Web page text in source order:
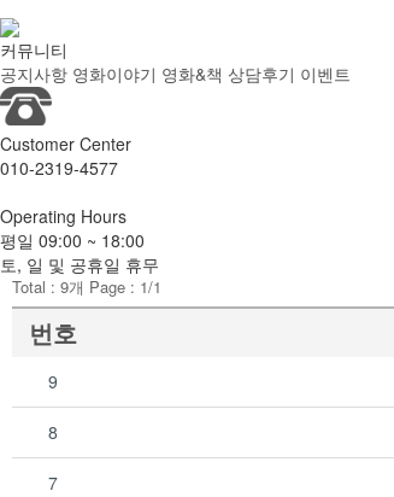
커뮤니티
공지사항 영화이야기 영화&책 상담후기 이벤트
Customer Center
010-2319-4577
Operating Hours
평일 09:00 ~ 18:00
토, 일 및 공휴일 휴무
Total : 9개 Page : 1/1
번호
9
8
7